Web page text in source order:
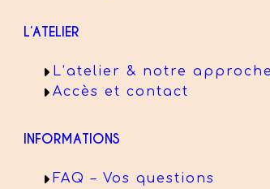
L’ATELIER
L’atelier & notre
Accès et contact
INFORMATIONS
FAQ – Vos questions